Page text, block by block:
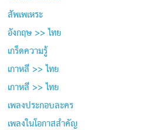
สัพเพเหระ
อังกฤษ >> ไทย
เกร็ดความรู้
เกาหลี >> ไทย
เกาหลี >> ไทย
เพลงประกอบละคร
เพลงในโอกาสสำคัญ